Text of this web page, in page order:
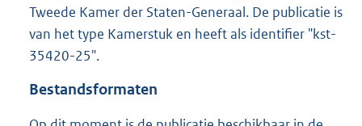
r
o
:
Tweede Kamer der Staten-Generaal. De publicatie is
van het type Kamerstuk en heeft als identifier "kst-
35420-25".
Bestandsformaten